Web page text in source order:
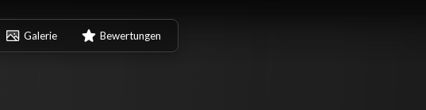
Galerie Bewertungen